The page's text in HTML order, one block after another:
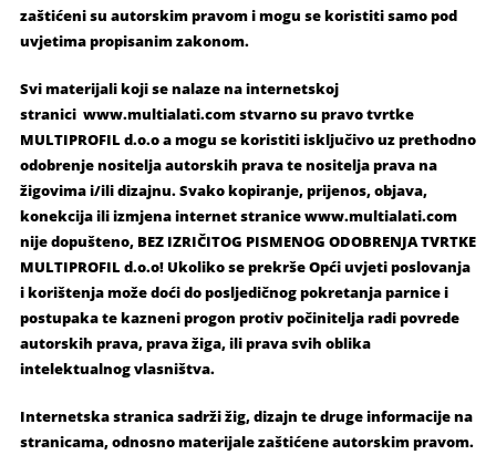
zaštićeni su autorskim pravom i mogu se koristiti samo pod
uvjetima propisanim zakonom.
Svi materijali koji se nalaze na internetskoj
stranici www.multialati.com stvarno su pravo tvrtke
MULTIPROFIL d.o.o a mogu se koristiti isključivo uz prethodno
odobrenje nositelja autorskih prava te nositelja prava na
žigovima i/ili dizajnu. Svako kopiranje, prijenos, objava,
konekcija ili izmjena internet stranice www.multialati.com
nije dopušteno, BEZ IZRIČITOG PISMENOG ODOBRENJA TVRTKE
MULTIPROFIL d.o.o! Ukoliko se prekrše Opći uvjeti poslovanja
i korištenja može doći do posljedičnog pokretanja parnice i
postupaka te kazneni progon protiv počinitelja radi povrede
autorskih prava, prava žiga, ili prava svih oblika
intelektualnog vlasništva.
Internetska stranica sadrži žig, dizajn te druge informacije na
stranicama, odnosno materijale zaštićene autorskim pravom.